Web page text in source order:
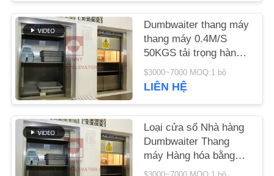
GIÁ
SƠ
ĐỒ
TRANG
WEB
PRIVACY
POLICY
Dumbwaiter thang máy
thang máy 0.4M/S
50KGS tải trọng hàng
hóa nhỏ thang máy
$3000~7000 MOQ:1 bộ
LIÊN HỆ
Loại cửa sổ Nhà hàng
Dumbwaiter Thang
máy Hàng hóa bằng
thép không gỉ Thang